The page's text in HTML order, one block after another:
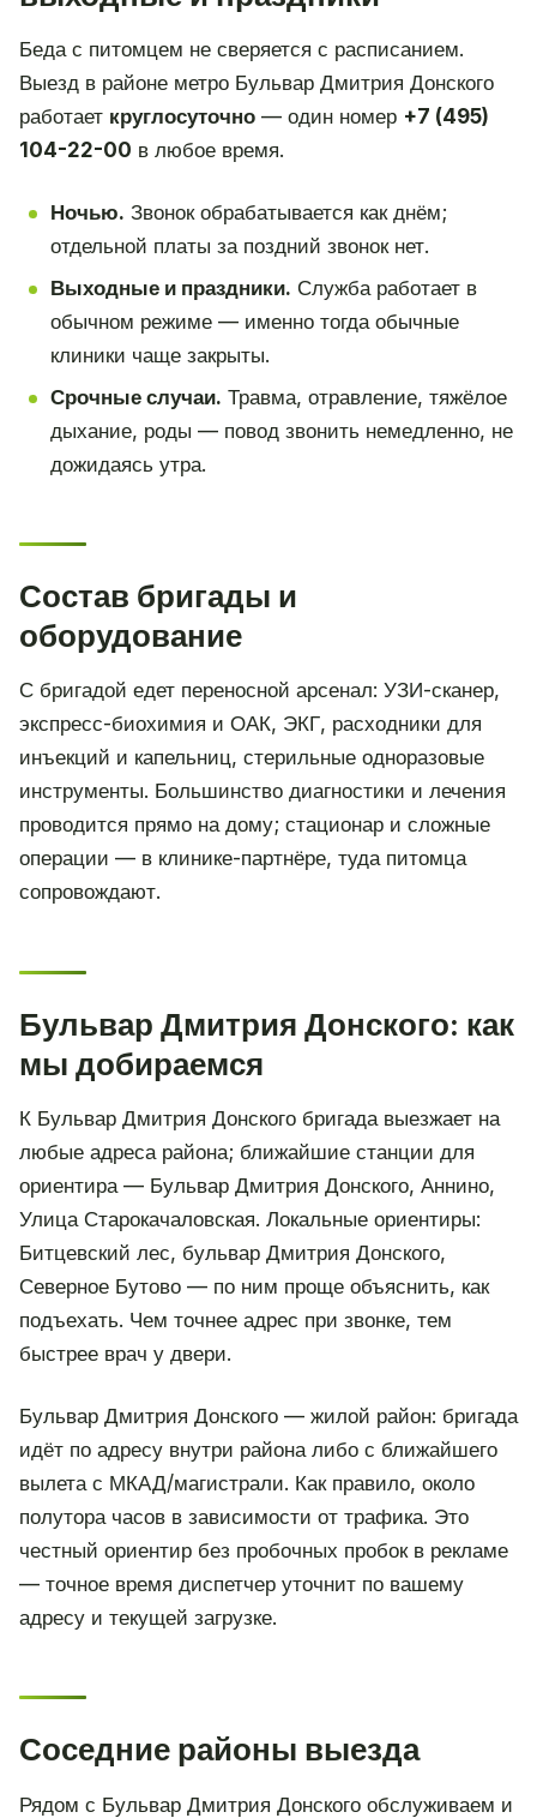
Беда с питомцем не сверяется с расписанием.
Выезд в районе метро Бульвар Дмитрия Донского
работает круглосуточно — один номер +7 (495)
104-22-00 в любое время.
Ночью. Звонок обрабатывается как днём;
отдельной платы за поздний звонок нет.
Выходные и праздники. Служба работает в
обычном режиме — именно тогда обычные
клиники чаще закрыты.
Срочные случаи. Травма, отравление, тяжёлое
дыхание, роды — повод звонить немедленно, не
дожидаясь утра.
Состав бригады и
оборудование
С бригадой едет переносной арсенал: УЗИ-сканер,
экспресс-биохимия и ОАК, ЭКГ, расходники для
инъекций и капельниц, стерильные одноразовые
инструменты. Большинство диагностики и лечения
проводится прямо на дому; стационар и сложные
операции — в клинике-партнёре, туда питомца
сопровождают.
Бульвар Дмитрия Донского: как
мы добираемся
К Бульвар Дмитрия Донского бригада выезжает на
любые адреса района; ближайшие станции для
ориентира — Бульвар Дмитрия Донского, Аннино,
Улица Старокачаловская. Локальные ориентиры:
Битцевский лес, бульвар Дмитрия Донского,
Северное Бутово — по ним проще объяснить, как
подъехать. Чем точнее адрес при звонке, тем
быстрее врач у двери.
Бульвар Дмитрия Донского — жилой район: бригада
идёт по адресу внутри района либо с ближайшего
вылета с МКАД/магистрали. Как правило, около
полутора часов в зависимости от трафика. Это
честный ориентир без пробочных пробок в рекламе
— точное время диспетчер уточнит по вашему
адресу и текущей загрузке.
Соседние районы выезда
Рядом с Бульвар Дмитрия Донского обслуживаем и